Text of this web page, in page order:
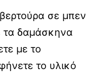
σε μπεν
τα δαμάσκηνα
με το
το υλικό